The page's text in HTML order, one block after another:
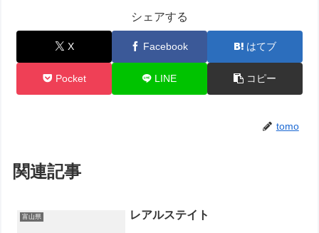
シェアする
X Facebook はてブ
Pocket LINE コピー
tomo
関連記事
富山県 レアルステイト